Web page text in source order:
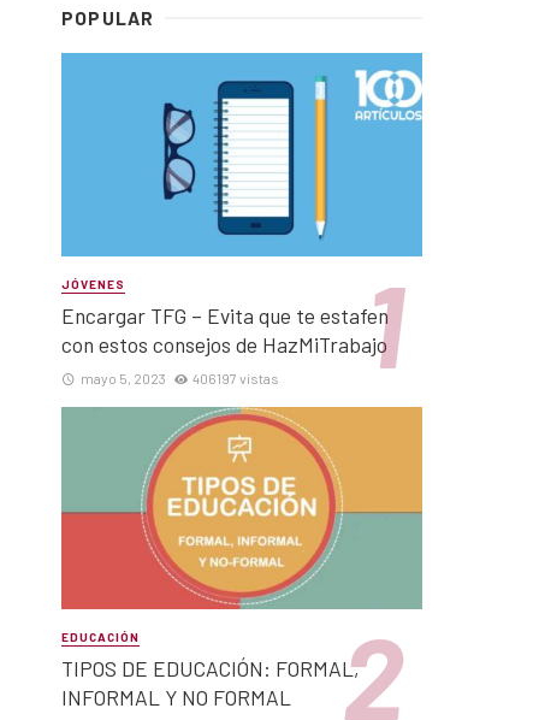
POPULAR
JÓVENES
Encargar TFG – Evita que te estafen
con estos consejos de HazMiTrabajo
mayo 5, 2023 406197 vistas
EDUCACIÓN
TIPOS DE EDUCACIÓN: FORMAL,
INFORMAL Y NO FORMAL